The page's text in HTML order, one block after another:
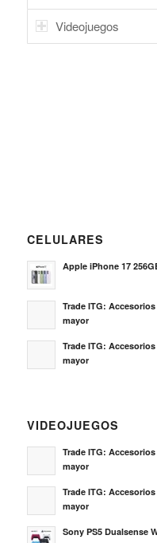
Videojuegos
CELULARES
Apple iPhone 17
Trade ITG:
mayor
Trade ITG:
mayor
VIDEOJUEGOS
Trade ITG:
mayor
Trade ITG:
mayor
Sony PS5 Dualsense